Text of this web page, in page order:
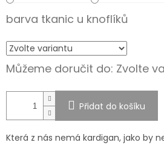
barva tkanic u knoflíků
Můžeme doručit do: Zvolte
Přidat do košíku
Která z nás nemá kardigan, jako by